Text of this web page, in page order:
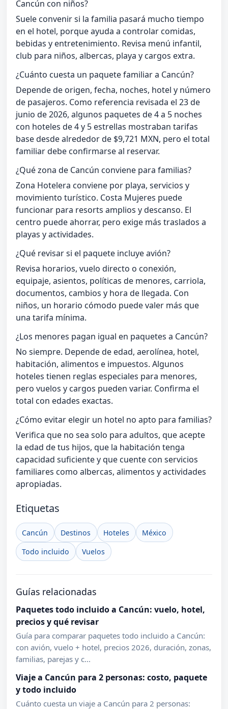
Cancún con niños?
Suele convenir si la familia pasará mucho tiempo
en el hotel, porque ayuda a controlar comidas,
bebidas y entretenimiento. Revisa menú infantil,
club para niños, albercas, playa y cargos extra.
¿Cuánto cuesta un paquete familiar a Cancún?
Depende de origen, fecha, noches, hotel y número
de pasajeros. Como referencia revisada el 23 de
junio de 2026, algunos paquetes de 4 a 5 noches
con hoteles de 4 y 5 estrellas mostraban tarifas
base desde alrededor de $9,721 MXN, pero el total
familiar debe confirmarse al reservar.
¿Qué zona de Cancún conviene para familias?
Zona Hotelera conviene por playa, servicios y
movimiento turístico. Costa Mujeres puede
funcionar para resorts amplios y descanso. El
centro puede ahorrar, pero exige más traslados a
playas y actividades.
¿Qué revisar si el paquete incluye avión?
Revisa horarios, vuelo directo o conexión,
equipaje, asientos, políticas de menores, carriola,
documentos, cambios y hora de llegada. Con
niños, un horario cómodo puede valer más que
una tarifa mínima.
¿Los menores pagan igual en paquetes a Cancún?
No siempre. Depende de edad, aerolínea, hotel,
habitación, alimentos e impuestos. Algunos
hoteles tienen reglas especiales para menores,
pero vuelos y cargos pueden variar. Confirma el
total con edades exactas.
¿Cómo evitar elegir un hotel no apto para familias?
Verifica que no sea solo para adultos, que acepte
la edad de tus hijos, que la habitación tenga
capacidad suficiente y que cuente con servicios
familiares como albercas, alimentos y actividades
apropiadas.
Etiquetas
Cancún Destinos Hoteles
México
Todo incluido
Vuelos
Guías relacionadas
Paquetes todo incluido a Cancún: vuelo, hotel,
precios y qué revisar
Guía para comparar paquetes todo incluido a Cancún:
con avión, vuelo + hotel, precios 2026, duración, zonas,
familias, parejas y c...
Viaje a Cancún para 2 personas: costo, paquete
y todo incluido
Cuánto cuesta un viaje a Cancún para 2 personas: